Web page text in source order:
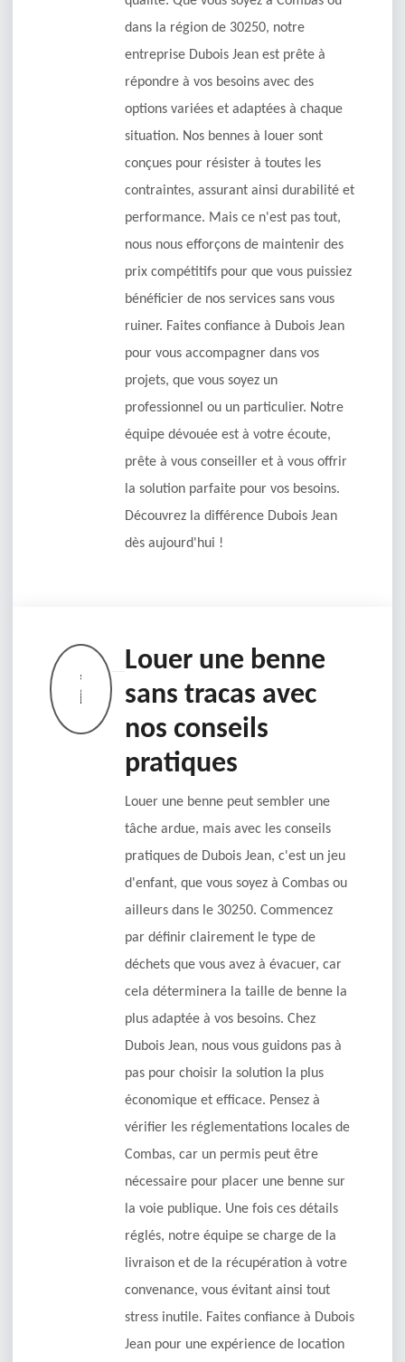
dans la région de 30250, notre
entreprise Dubois Jean est prête à
répondre à vos besoins avec des
options variées et adaptées à chaque
situation. Nos bennes à louer sont
conçues pour résister à toutes les
contraintes, assurant ainsi durabilité et
performance. Mais ce n'est pas tout,
nous nous efforçons de maintenir des
prix compétitifs pour que vous puissiez
bénéficier de nos services sans vous
ruiner. Faites confiance à Dubois Jean
pour vous accompagner dans vos
projets, que vous soyez un
professionnel ou un particulier. Notre
équipe dévouée est à votre écoute,
prête à vous conseiller et à vous offrir
la solution parfaite pour vos besoins.
Découvrez la différence Dubois Jean
dès aujourd'hui !
Louer une benne
sans tracas avec
nos conseils
pratiques
Louer une benne peut sembler une
tâche ardue, mais avec les conseils
pratiques de Dubois Jean, c'est un jeu
d'enfant, que vous soyez à Combas ou
ailleurs dans le 30250. Commencez
par définir clairement le type de
déchets que vous avez à évacuer, car
cela déterminera la taille de benne la
plus adaptée à vos besoins. Chez
Dubois Jean, nous vous guidons pas à
pas pour choisir la solution la plus
économique et efficace. Pensez à
vérifier les réglementations locales de
Combas, car un permis peut être
nécessaire pour placer une benne sur
la voie publique. Une fois ces détails
réglés, notre équipe se charge de la
livraison et de la récupération à votre
convenance, vous évitant ainsi tout
stress inutile. Faites confiance à Dubois
Jean pour une expérience de location